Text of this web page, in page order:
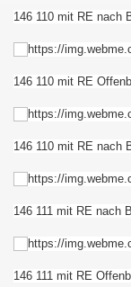
146 110 mit RE nach
146 110 mit RE
146 110 mit RE nach
146 111 mit RE nach
146 111 mit RE
Niebüll
:-D